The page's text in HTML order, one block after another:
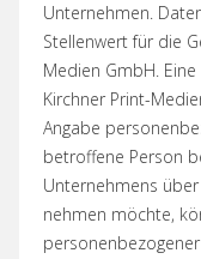
Unternehmen.
Stellenwert für die
Medien GmbH.
Kirchner Print-
Angabe
betroffene Person
Unternehmens
nehmen möchte,